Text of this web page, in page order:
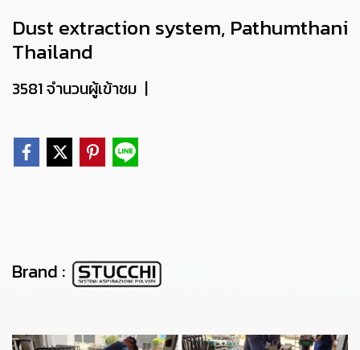
Dust extraction system, Pathumthani
Thailand
3581 จำนวนผู้เข้าชม |
Brand :